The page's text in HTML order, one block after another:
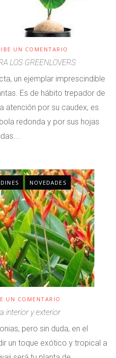
UN COMENTARIO
LOS GREENLOVERS
un ejemplar imprescindible
Es de hábito trepador de
atención por su caudex, es
redonda y por sus hojas
NOVEDADES
UN COMENTARIO
interior y exterior
pero sin duda, en el
un toque exótico y tropical a